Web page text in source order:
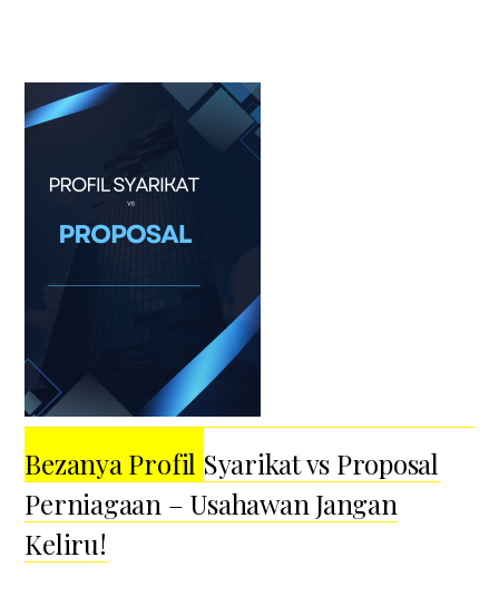
Bezanya Profil Syarikat vs Proposal
Perniagaan – Usahawan Jangan
Keliru!